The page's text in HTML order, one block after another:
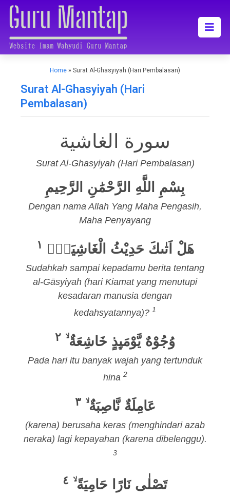
Home » Surat Al-Ghasyiyah (Hari Pembalasan)
Surat Al-Ghasyiyah (Hari
Pembalasan)
سورة الغاشية
Surat Al-Ghasyiyah (Hari Pembalasan)
بِسْمِ اللَّهِ الرَّحْمَٰنِ الرَّحِيمِ
Dengan nama Allah Yang Maha Pengasih,
Maha Penyayang
هَلْ اَتٰىكَ حَدِيْثُ الْغَاشِيَةِۗ ١
Sudahkah sampai kepadamu berita tentang
al-Gāsyiyah (hari Kiamat yang menutupi
kesadaran manusia dengan
kedahsyatannya)? 1
وُجُوْهٌ يَّوْمَىِٕذٍ خَاشِعَةٌ ۙ ٢
Pada hari itu banyak wajah yang tertunduk
hina 2
عَامِلَةٌ نَّاصِبَةٌ ۙ ٣
(karena) berusaha keras (menghindari azab
neraka) lagi kepayahan (karena dibelenggu).
3
تَصْلٰى نَارًا حَامِيَةً ۙ ٤